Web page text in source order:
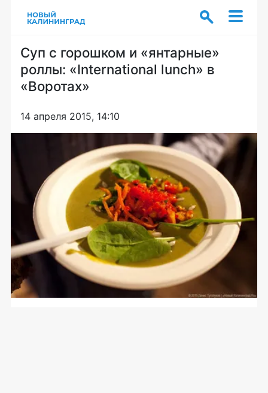
Суп с горошком и «янтарные»
роллы: «International lunch» в
«Воротах»
14 апреля 2015, 14:10